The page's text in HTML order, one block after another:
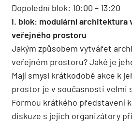
Dopolední blok: 10:00 – 13:20
I. blok: modulární architektura
veřejného prostoru
Jakým způsobem vytvářet
veřejném prostoru? Jaké je
Mají smysl krátkodobé akce k
prostor je v současnosti velmi
Formou krátkého představení
diskuze s jejich organizátory